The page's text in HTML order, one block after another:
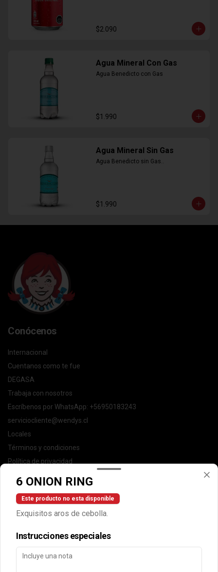
$2.090
Agua Mineral Con Gas
Agua Benedicto con Gas
$1.990
Agua Mineral Sin Gas
Agua Benedicto sin Gas..
$1.990
Conócenos
Internacional
Cuentanos como te fue
DEGASA
Trabaja con nosotros
Escríbenos por WhatsApp: +56950183243
serviciocliente@wendys.cl
Locales
Términos y condiciones
Política de privacidad
Redes sociales
Instagram
Facebook
Mi cuenta
6 ONION RING
Este producto no esta disponible
Exquisitos aros de cebolla.
Instrucciones especiales